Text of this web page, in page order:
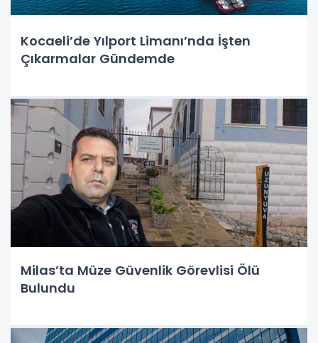
Kocaeli’de Yılport Limanı’nda İşten
Çıkarmalar Gündemde
Milas’ta Müze Güvenlik Görevlisi Ölü
Bulundu